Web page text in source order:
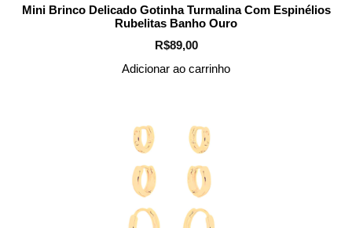
Mini Brinco Delicado Gotinha Turmalina Com Espinélios
Rubelitas Banho Ouro
R$89,00
Adicionar ao carrinho